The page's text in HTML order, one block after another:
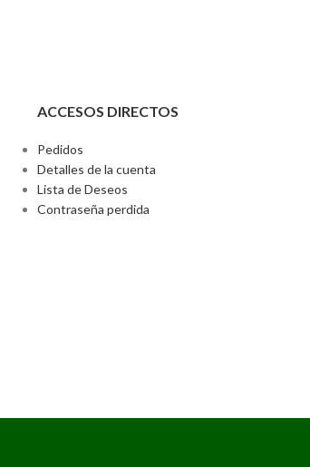
ACCESOS DIRECTOS
Pedidos
Detalles de la cuenta
Lista de Deseos
Contraseña perdida